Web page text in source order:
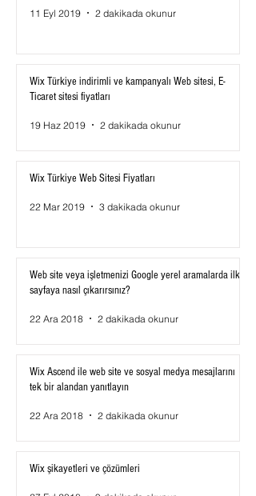
11 Eyl 2019 2 dakikada okunur
Wix Türkiye indirimli ve kampanyalı Web sitesi, E-
Ticaret sitesi fiyatları
19 Haz 2019 2 dakikada okunur
Wix Türkiye Web Sitesi Fiyatları
22 Mar 2019 3 dakikada okunur
Web site veya işletmenizi Google yerel aramalarda ilk
sayfaya nasıl çıkarırsınız?
22 Ara 2018 2 dakikada okunur
Wix Ascend ile web site ve sosyal medya mesajlarını
tek bir alandan yanıtlayın
22 Ara 2018 2 dakikada okunur
Wix şikayetleri ve çözümleri